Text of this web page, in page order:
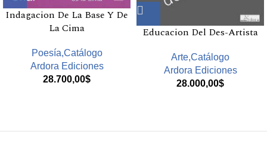
Indagacion De La Base Y De
La Cima
Poesía,Catálogo
Ardora Ediciones
28.700,00$
Educacion Del Des-Artista
Arte,Catálogo
Ardora Ediciones
28.000,00$